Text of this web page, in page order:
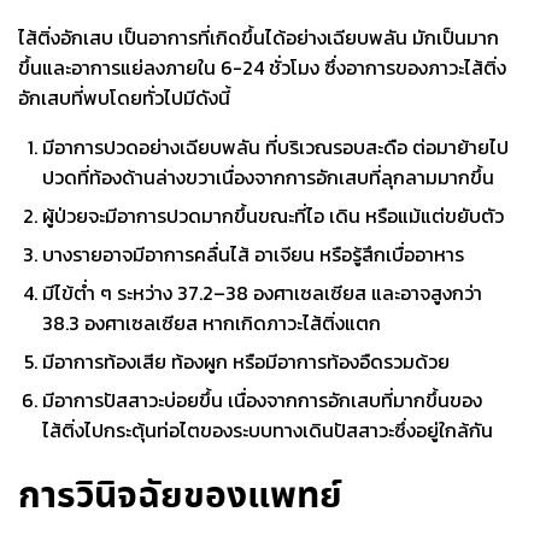
ไส้ติ่งอักเสบ เป็นอาการที่เกิดขึ้นได้อย่างเฉียบพลัน มักเป็นมาก
ขึ้นและอาการแย่ลงภายใน 6-24 ชั่วโมง ซึ่งอาการของภาวะไส้ติ่ง
อักเสบที่พบโดยทั่วไปมีดังนี้
มีอาการปวดอย่างเฉียบพลัน ที่บริเวณรอบสะดือ ต่อมาย้ายไป
ปวดที่ท้องด้านล่างขวาเนื่องจากการอักเสบที่ลุกลามมากขึ้น
ผู้ป่วยจะมีอาการปวดมากขึ้นขณะที่ไอ เดิน หรือแม้แต่ขยับตัว
บางรายอาจมีอาการคลื่นไส้ อาเจียน หรือรู้สึกเบื่ออาหาร
มีไข้ต่ำ ๆ ระหว่าง 37.2–38 องศาเซลเซียส และอาจสูงกว่า
38.3 องศาเซลเซียส หากเกิดภาวะไส้ติ่งแตก
มีอาการท้องเสีย ท้องผูก หรือมีอาการท้องอืดรวมด้วย
มีอาการปัสสาวะบ่อยขึ้น เนื่องจากการอักเสบที่มากขึ้นของ
ไส้ติ่งไปกระตุ้นท่อไตของระบบทางเดินปัสสาวะซึ่งอยู่ใกล้กัน
การวินิจฉัยของแพทย์